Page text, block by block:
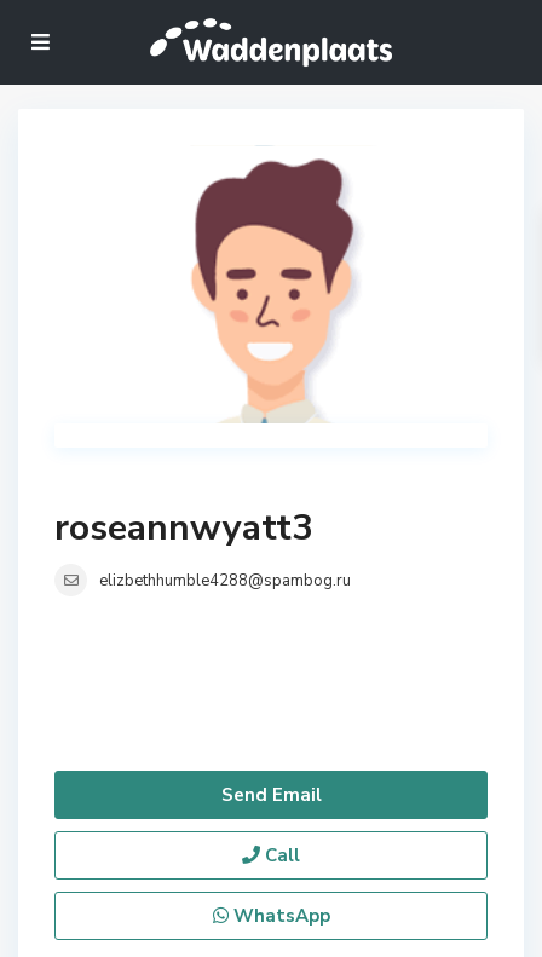
roseannwyatt3
elizbethhumble4288@spambog.ru
Send Email
Call
WhatsApp